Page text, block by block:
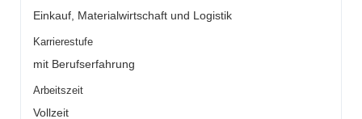
Einkauf, Materialwirtschaft und Logistik
Karrierestufe
mit Berufserfahrung
Arbeitszeit
Vollzeit